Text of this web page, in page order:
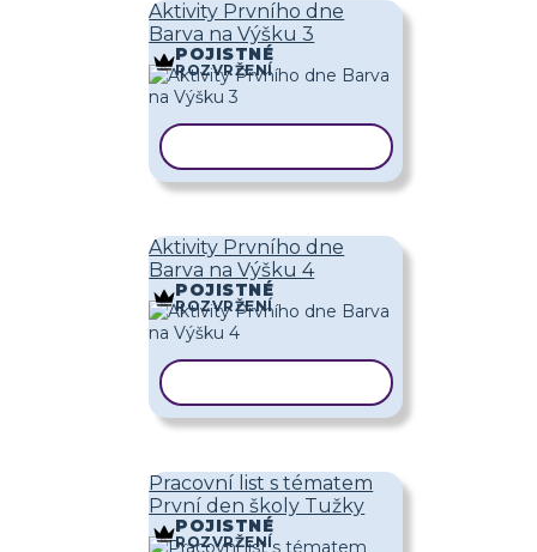
Aktivity Prvního dne
Barva na Výšku 3
POJISTNÉ
ROZVRŽENÍ
Aktivity Prvního dne
Barva na Výšku 4
POJISTNÉ
ROZVRŽENÍ
Pracovní list s tématem
První den školy Tužky
POJISTNÉ
ROZVRŽENÍ